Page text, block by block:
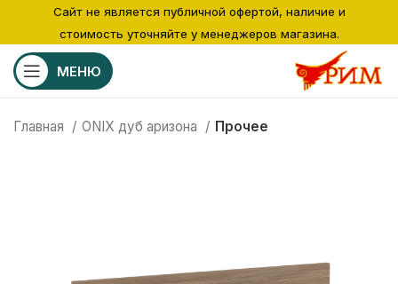
МЕНЮ
Главная ONIX дуб аризона Прочее
Сайт не является публичной офертой, наличие и
стоимость уточняйте у менеджеров магазина.